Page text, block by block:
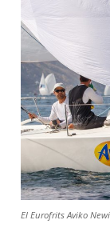
El Eurofrits Aviko